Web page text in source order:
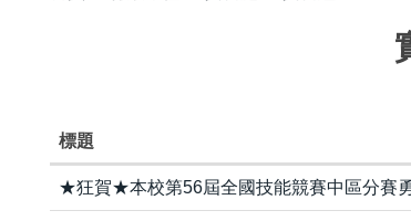
標題
★狂賀★本校第56屆全國技能競賽中區分賽